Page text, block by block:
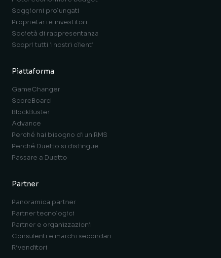
Soggiorni prolungati
Proprietari e investitori
Società di rappresentanza
Scopri tutti i nostri clienti
Piattaforma
GameChanger
ScoreBoard
BlockBuster
Advance
Perché hai bisogno di un RMS
Perché Duetto si distingue
Passare a Duetto
Partner
Panoramica partner
Partner tecnologici
Partner e organizzazioni
Consulenti e marchi secondari
Rivenditori